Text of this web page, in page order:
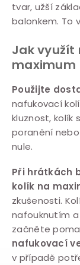
tvar, užší
balonkem. To
Jak využít
maximum
Použijte
nafukovací
kluznost, kolík
poranění
nule.
Při hrátkách
kolík na
zkušenosti.
nafouknutím
začněte
nafukovací
v případě